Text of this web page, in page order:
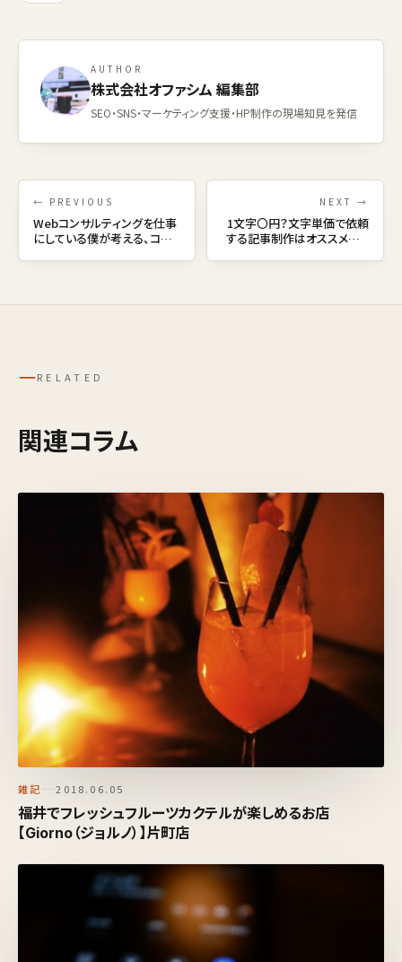
AUTHOR
株式会社オファシム 編集部
SEO・SNS・マーケティング支援・HP制作の現場知見を発信
← PREVIOUS
Webコンサルティングを仕事
にしている僕が考える、コン
NEXT →
1文字〇円？文字単価で依頼
する記事制作はオススメでき
─RELATED
関連コラム
雑記 2018.06.05
福井でフレッシュフルーツカクテルが楽しめるお店
【Giorno（ジョルノ）】片町店